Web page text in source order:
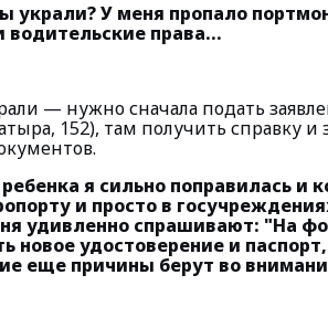
украли? У меня пропало
водительские права...
— нужно сначала подать
152), там получить справку
я сильно поправилась и
и просто в
удивленно спрашивают: "На
новое удостоверение и
еще причины берут во